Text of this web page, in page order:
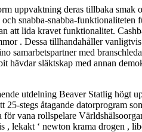
uppvaktning deras tillbaka smak
snabba-snabba-funktionaliteten
att lida kravet funktionalitet.
. Dessa tillhandahåller
med
släktskap med annan
utdelning Beaver Statlig högt
stegs åtagande datorprogram
vana rollspelare
‘ newton krama drogen ,